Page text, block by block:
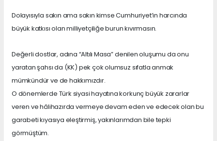
Dolayısıyla sakın ama sakın kimse Cumhuriyet’in harcında
büyük katkısı olan milliyetçiliğe burun kıvırmasın.
Değerli dostlar, adına “Altılı Masa” denilen oluşumu da onu
yaratan şahsı da (KK) pek çok olumsuz sıfatla anmak
mümkündür ve de hakkımızdır.
O dönemlerde Türk siyasi hayatına korkunç büyük zararlar
veren ve hâlihazırda vermeye devam eden ve edecek olan bu
garabeti kıyasıya eleştirmiş, yakınlarımdan bile tepki
görmüştüm.